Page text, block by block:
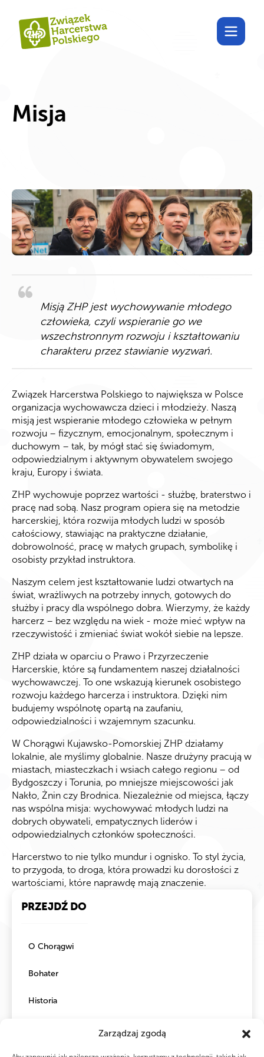
Zarządzaj zgodą
Poznaj Harcdom!
Misja
Misją ZHP jest wychowywanie młodego
człowieka, czyli wspieranie go we
wszechstronnym rozwoju i kształtowaniu
charakteru przez stawianie wyzwań.
Związek Harcerstwa Polskiego to największa w Polsce
organizacja wychowawcza dzieci i młodzieży. Naszą
misją jest wspieranie młodego człowieka w pełnym
rozwoju – fizycznym, emocjonalnym, społecznym i
duchowym – tak, by mógł stać się świadomym,
odpowiedzialnym i aktywnym obywatelem swojego
kraju, Europy i świata.
ZHP wychowuje poprzez wartości - służbę, braterstwo i
pracę nad sobą. Nasz program opiera się na metodzie
harcerskiej, która rozwija młodych ludzi w sposób
całościowy, stawiając na praktyczne działanie,
dobrowolność, pracę w małych grupach, symbolikę i
osobisty przykład instruktora.
Naszym celem jest kształtowanie ludzi otwartych na
świat, wrażliwych na potrzeby innych, gotowych do
służby i pracy dla wspólnego dobra. Wierzymy, że każdy
harcerz – bez względu na wiek - może mieć wpływ na
rzeczywistość i zmieniać świat wokół siebie na lepsze.
ZHP działa w oparciu o Prawo i Przyrzeczenie
Harcerskie, które są fundamentem naszej działalności
wychowawczej. To one wskazują kierunek osobistego
rozwoju każdego harcerza i instruktora. Dzięki nim
budujemy wspólnotę opartą na zaufaniu,
odpowiedzialności i wzajemnym szacunku.
W Chorągwi Kujawsko-Pomorskiej ZHP działamy
lokalnie, ale myślimy globalnie. Nasze drużyny pracują w
miastach, miasteczkach i wsiach całego regionu – od
Bydgoszczy i Torunia, po mniejsze miejscowości jak
Nakło, Żnin czy Brodnica. Niezależnie od miejsca, łączy
nas wspólna misja: wychowywać młodych ludzi na
dobrych obywateli, empatycznych liderów i
odpowiedzialnych członków społeczności.
Harcerstwo to nie tylko mundur i ognisko. To styl życia,
to przygoda, to droga, która prowadzi ku dorosłości z
wartościami, które naprawdę mają znaczenie.
PRZEJDŹ DO
O Chorągwi
Bohater
Historia
Misja